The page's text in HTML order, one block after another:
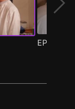
EP